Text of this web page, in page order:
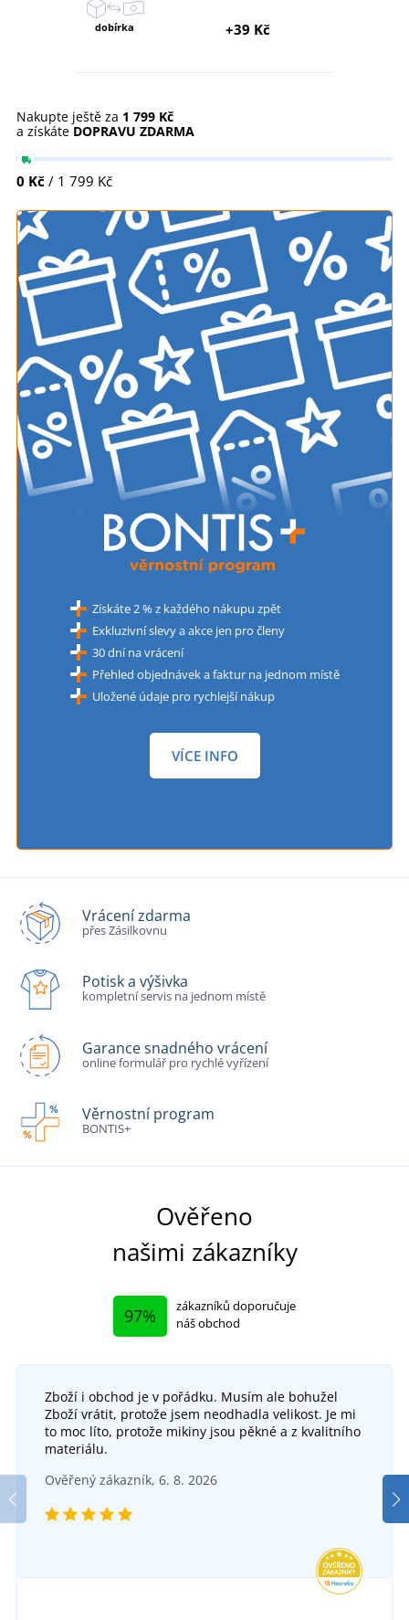
dobírka +39 Kč
Nakupte ještě za 1 799 Kč
a získáte DOPRAVU ZDARMA
0 Kč / 1 799 Kč
Získáte 2 % z každého nákupu zpět
Exkluzivní slevy a akce jen pro členy
30 dní na vrácení
Přehled objednávek a faktur na jednom místě
Uložené údaje pro rychlejší nákup
VÍCE INFO
Vrácení zdarma
přes Zásilkovnu
Potisk a výšivka
kompletní servis na jednom místě
Garance snadného vrácení
online formulář pro rychlé vyřízení
Věrnostní program
BONTIS+
Ověřeno
našimi zákazníky
97%
zákazníků doporučuje
náš obchod
Zboží i obchod je v pořádku. Musím ale bohužel
Zboží vrátit, protože jsem neodhadla velikost. Je mi
to moc líto, protože mikiny jsou pěkné a z kvalitního
materiálu.
Ověřený zákazník, 6. 8. 2026